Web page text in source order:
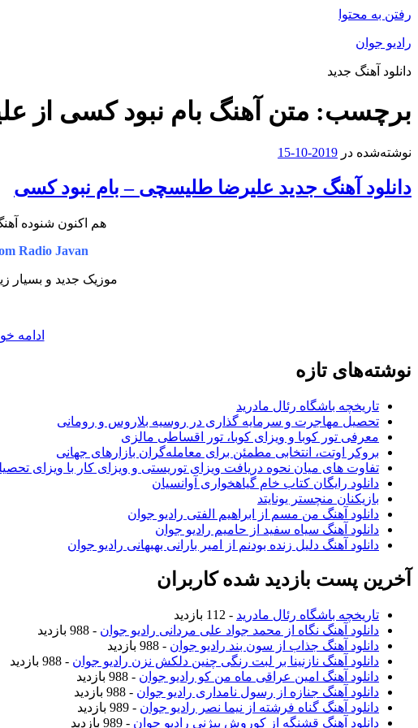
رفتن به محتوا
رادیو جوان
دانلود آهنگ جدید
برچسب: متن آهنگ بام نبود کسی از
نوشته‌شده در 2019-10-15
دانلود آهنگ جدید علیرضا طلیسچی – بام نبود کسی
هم اکنون شنوده
Radio Javan
موزیک جدید و بسیار
ادامه
نوشته‌های تازه
تاریخچه باشگاه رئال مادرید
تحصیل مهاجرت و سرمایه گذاری در روسیه بلاروس و رومانی
معرفی تور کوبا و ویزای کوبا، تور اقساطی مالزی
بروکر اوتت، انتخابی مطمئن برای معامله‌گران بازارهای جهانی
تفاوت های میان نحوه دریافت ویزای توریستی و ویزای کار با ویزای
دانلود رایگان کتاب خام گیاهخواری آوانسیان
بازیکنان منچستر یونایتد
دانلود آهنگ من مسم از ابراهیم الفتی رادیو جوان
دانلود آهنگ سیاه سفید از حامیم رادیو جوان
دانلود آهنگ دلیل زنده بودنم از امیر بارانی بهبهانی رادیو جوان
آخرین پست بازدید شده کاربران
تاریخچه باشگاه رئال مادرید - 112 بازدید
دانلود آهنگ نگاه از محمد جواد علی مردانی رادیو جوان - 988 بازدید
دانلود آهنگ جذاب از سون بند رادیو جوان - 988 بازدید
دانلود آهنگ نازنینا بر لبت رنگی چنین دلکش نزن رادیو جوان - 988 بازدید
دانلود آهنگ امین عراقی ماه من کو رادیو جوان - 988 بازدید
دانلود آهنگ جنازه از رسول نامداری رادیو جوان - 988 بازدید
دانلود آهنگ گناه فرشته از نیما نصر رادیو جوان - 989 بازدید
دانلود آهنگ قشنگه از کوروش بیژنی رادیو جوان - 989 بازدید